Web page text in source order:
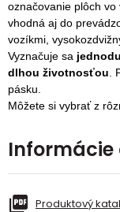
označovanie plôch
vhodná aj do
vozíkmi,
Vyznačuje sa
dlhou životnosťou
pásku.
Môžete si vybrať z
Produktový